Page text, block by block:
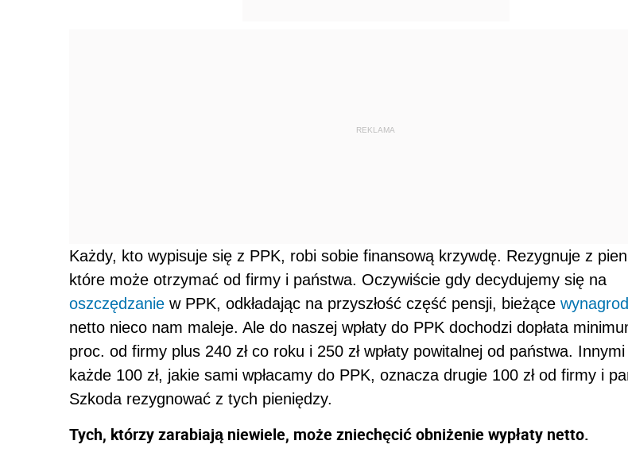
REKLAMA
Każdy, kto wypisuje się z PPK, robi sobie finansową krzywdę. Rezygnuje z
które może otrzymać od firmy i państwa. Oczywiście gdy decydujemy się na
oszczędzanie w PPK, odkładając na przyszłość część pensji, bieżące
netto nieco nam maleje. Ale do naszej wpłaty do PPK dochodzi dopłata
proc. od firmy plus 240 zł co roku i 250 zł wpłaty powitalnej od państwa. Innymi
każde 100 zł, jakie sami wpłacamy do PPK, oznacza drugie 100 zł od firmy i
Szkoda rezygnować z tych pieniędzy.
Tych, którzy zarabiają niewiele, może zniechęcić obniżenie wypłaty netto.